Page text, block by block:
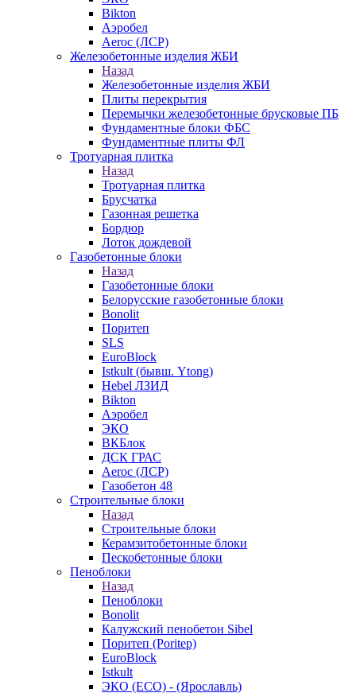
Bikton
Аэробел
Aeroc (ЛСР)
Железобетонные изделия ЖБИ
Назад
Железобетонные изделия ЖБИ
Плиты перекрытия
Перемычки железобетонные брусковые ПБ
Фундаментные блоки ФБС
Фундаментные плиты ФЛ
Тротуарная плитка
Назад
Тротуарная плитка
Брусчатка
Газонная решетка
Бордюр
Лоток дождевой
Газобетонные блоки
Назад
Газобетонные блоки
Белорусские газобетонные блоки
Bonolit
Поритеп
SLS
EuroBlock
Istkult (бывш. Ytong)
Hebel ЛЗИД
Bikton
Аэробел
ЭКО
ВКБлок
ДСК ГРАС
Aeroc (ЛСР)
Газобетон 48
Строительные блоки
Назад
Строительные блоки
Керамзитобетонные блоки
Пескобетонные блоки
Пеноблоки
Назад
Пеноблоки
Bonolit
Калужский пенобетон Sibel
Поритеп (Poritep)
EuroBlock
Istkult
ЭКО (ECO) - (Ярославль)